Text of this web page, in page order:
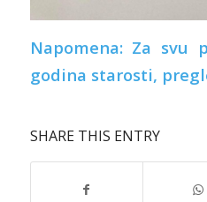
Napomena: Za svu
godina starosti,
SHARE THIS ENTRY